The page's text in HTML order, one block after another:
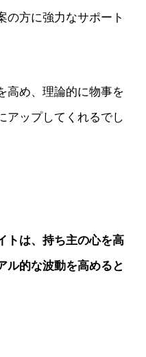
の方に強力なサポート
高め、理論的に物事を
アップしてくれるでし
トは、持ち主の心を高
ル的な波動を高めると